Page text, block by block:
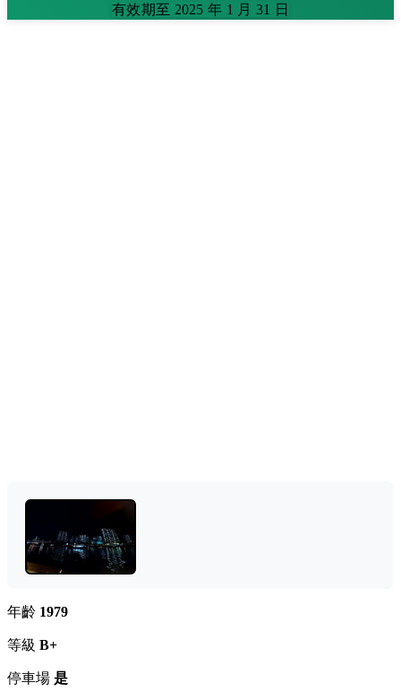
有效期至 2025 年 1 月 31 日
年齡 1979
等級 B+
停車場 是